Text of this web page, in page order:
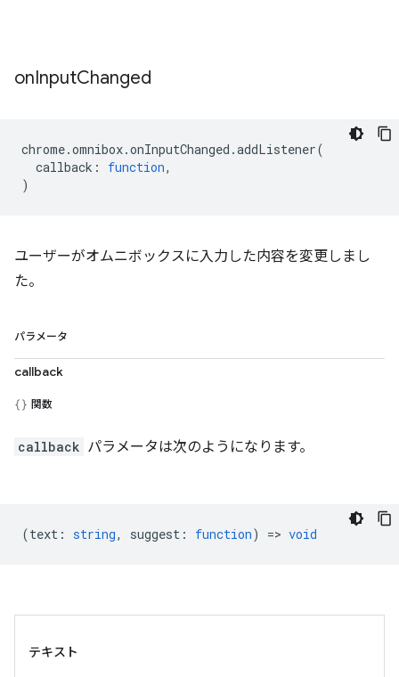
onInputChanged
chrome.omnibox.onInputChanged .addListener(
callback : function,
)
ユーザーがオムニボックスに入力した内容を変更しまし
た。
パラメータ
callback
関数
callback パラメータは次のようになります。
(text : string, suggest : function) => void
テキスト